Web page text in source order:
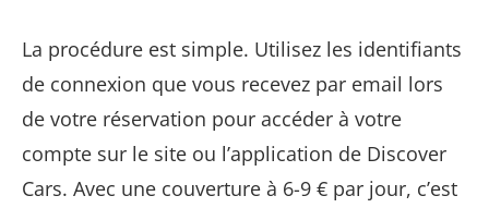
La procédure est simple. Utilisez les identifiants
de connexion que vous recevez par email lors
de votre réservation pour accéder à votre
compte sur le site ou l’application de Discover
Cars. Avec une couverture à 6-9 € par jour, c’est